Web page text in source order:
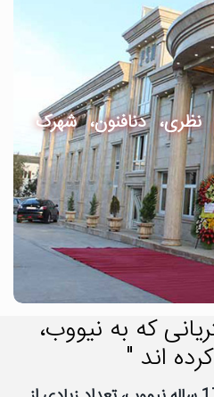
دنافنون، شهرک
که به نیووب،
اند "